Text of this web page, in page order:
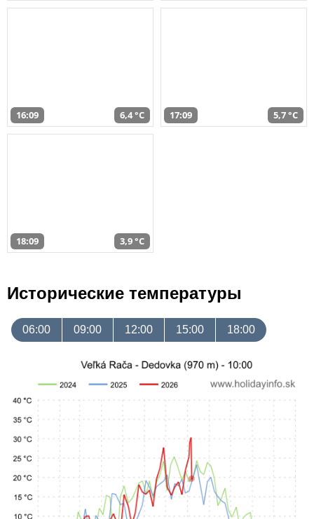
16:09 6,4 °C 17:09 5,7 °C
18:09 3,9 °C
Исторические температуры
06:00 09:00 12:00 15:00 18:00